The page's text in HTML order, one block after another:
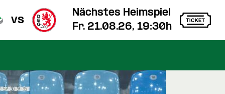
vs
Nächstes Heimspiel
Fr. 21.08.26, 19:30h